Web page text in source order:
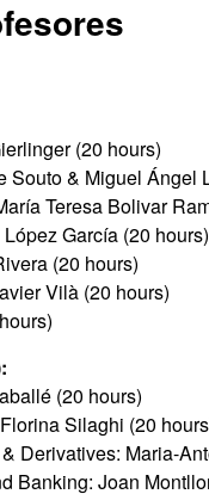
(20 hours)
Souto & Miguel Ángel
Teresa Bolivar
García (20 hours)
(20 hours)
Vilà (20 hours)
(20 hours)
Silaghi (20
Derivatives: Maria-
Banking: Joan